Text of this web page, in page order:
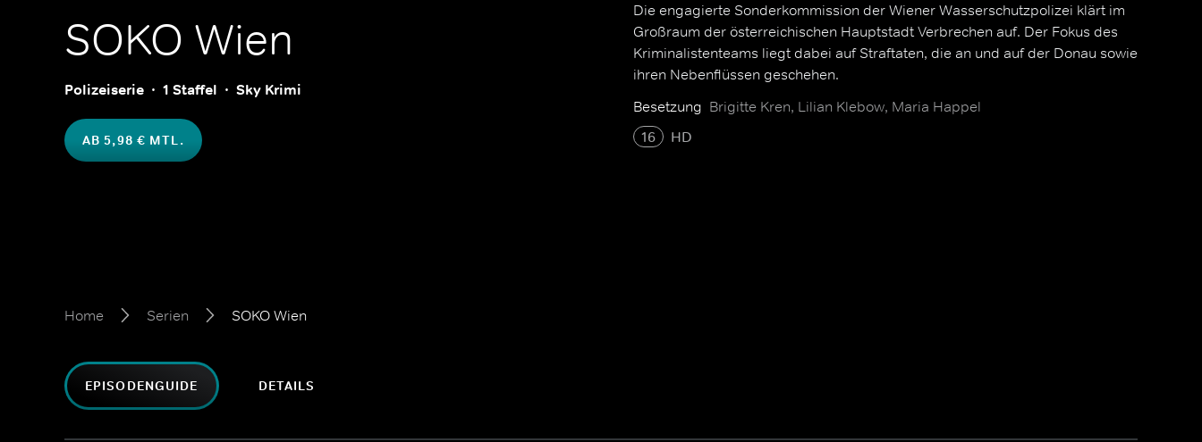
SOKO Wien
Polizeiserie 1 Staffel Sky Krimi
AB 5,98 € MTL.
Die engagierte Sonderkommission der Wiener Wasserschutzpolizei klärt im
Großraum der österreichischen Hauptstadt Verbrechen auf. Der Fokus des
Kriminalistenteams liegt dabei auf Straftaten, die an und auf der Donau sowie
ihren Nebenflüssen geschehen.
Besetzung Brigitte Kren, Lilian Klebow, Maria Happel
16
HD
Home Serien SOKO Wien
EPISODENGUIDE DETAILS